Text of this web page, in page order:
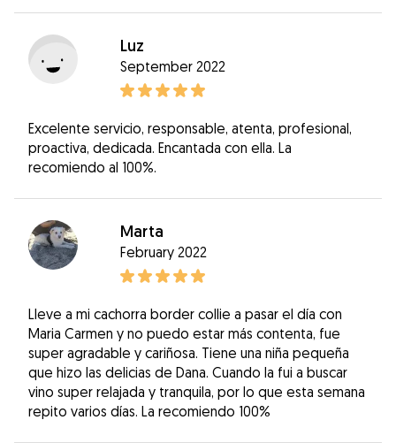
Luz
September 2022
Excelente servicio, responsable, atenta, profesional,
proactiva, dedicada. Encantada con ella. La
recomiendo al 100%.
Marta
February 2022
Lleve a mi cachorra border collie a pasar el día con
Maria Carmen y no puedo estar más contenta, fue
super agradable y cariñosa. Tiene una niña pequeña
que hizo las delicias de Dana. Cuando la fui a buscar
vino super relajada y tranquila, por lo que esta semana
repito varios días. La recomiendo 100%